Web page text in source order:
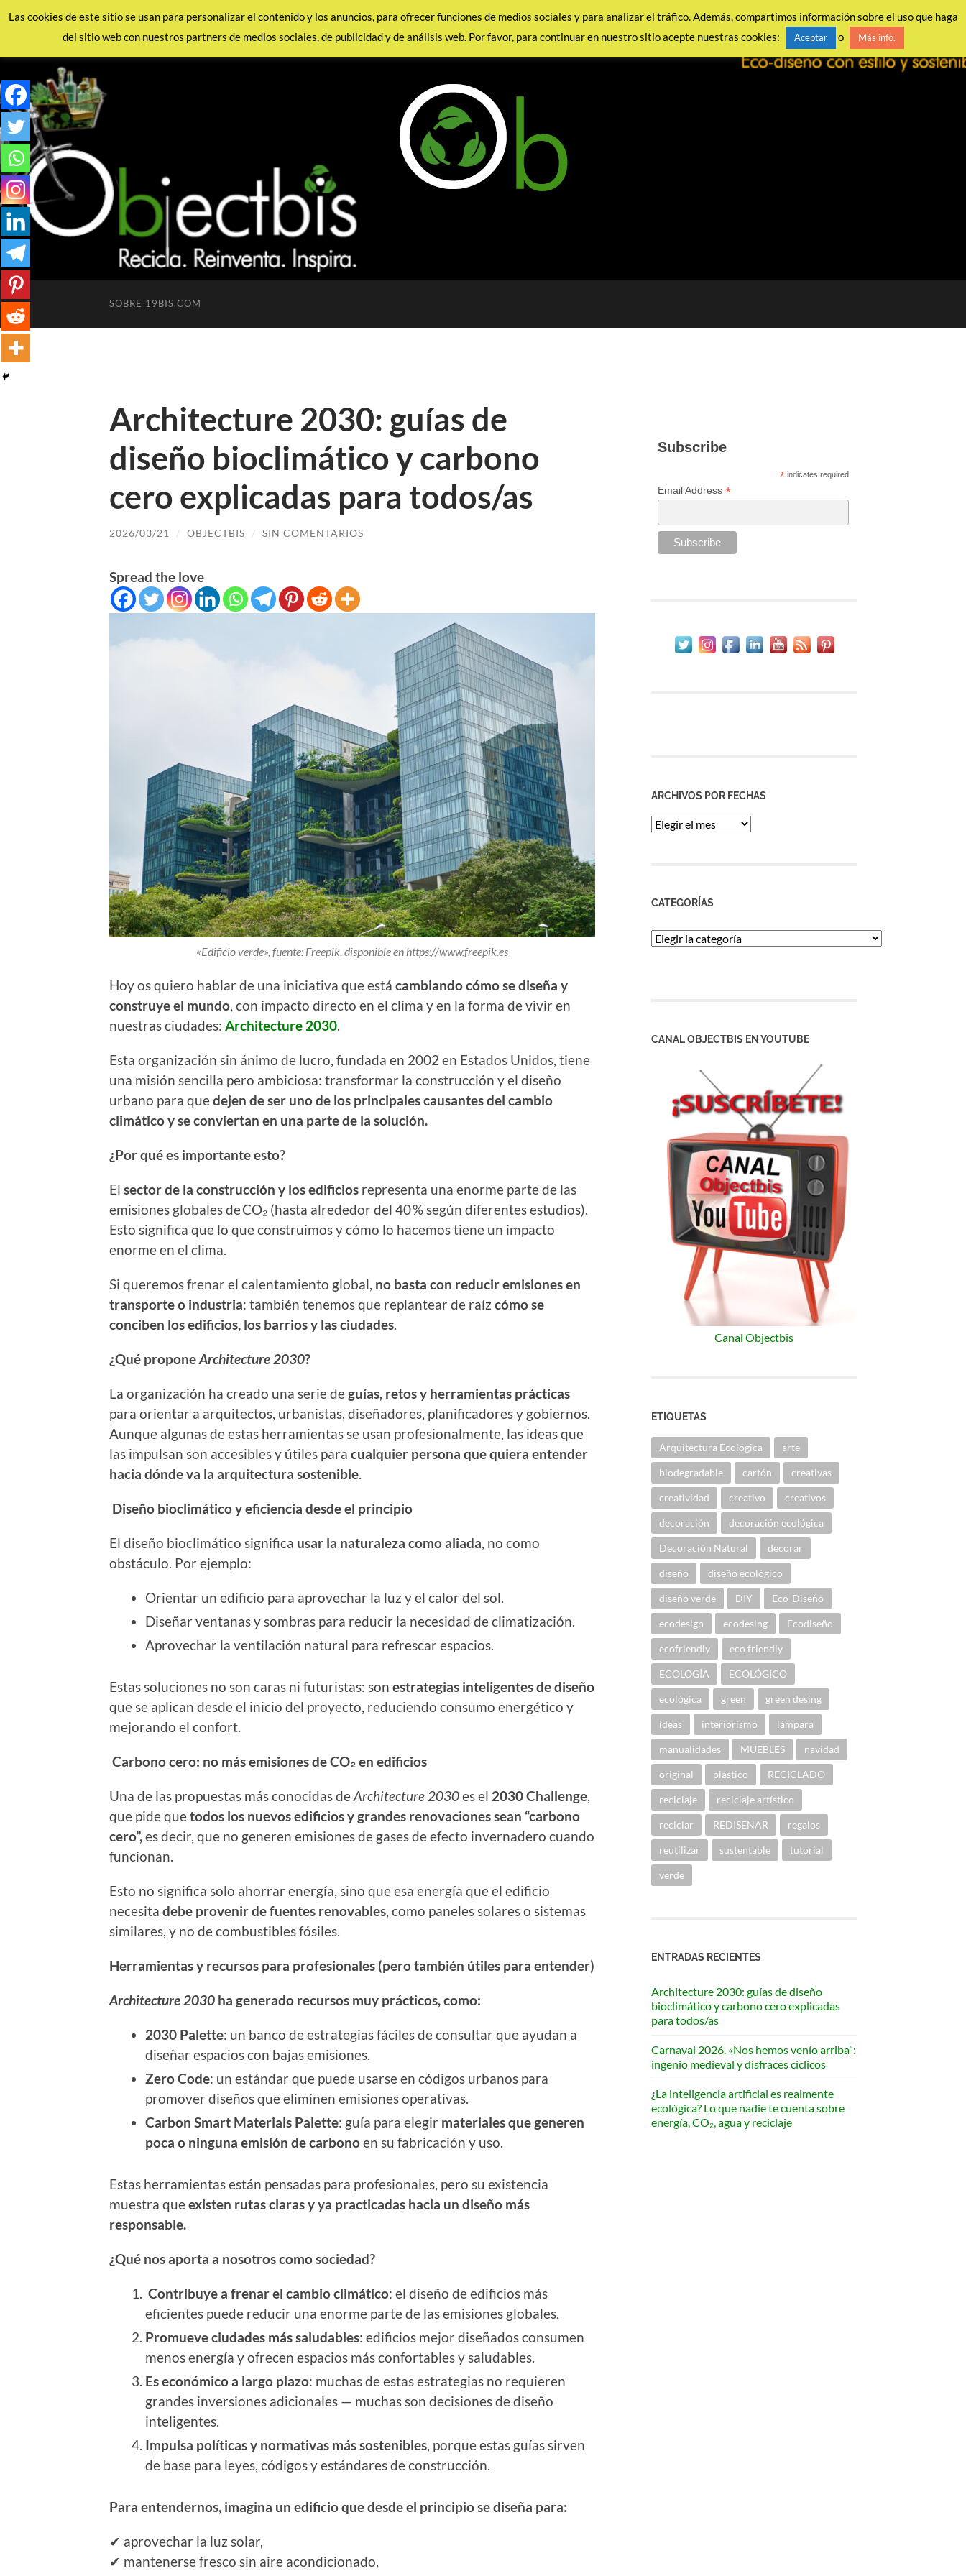
SOBRE 19BIS.COM
Architecture 2030: guías de
diseño bioclimático y carbono
cero explicadas para todos/as
2026/03/21 / OBJECTBIS / SIN COMENTARIOS
Spread the love
«Edificio verde», fuente: Freepik, disponible en https://www.freepik.es
Hoy os quiero hablar de una iniciativa que está cambiando cómo se diseña y
construye el mundo , con impacto directo en el clima y en la forma de vivir en
nuestras ciudades: Architecture 2030
Esta organización sin ánimo de lucro, fundada en 2002 en Estados Unidos, tiene
una misión sencilla pero ambiciosa: transformar la construcción y el diseño
urbano para quedejen de ser uno de los principales causantes del cambio
climático y se conviertan en una parte de la solución.
¿Por qué es importante esto?
El sector de la construcción y los edificios representa una enorme parte de las
emisiones globales de CO₂ (hasta alrededor del 40 % según diferentes estudios).
Esto significa que lo que construimos y cómo lo hacemos tiene un impacto
enorme en el clima.
Si queremos frenar el calentamiento global, no basta con reducir emisiones en
transporte o industria: también tenemos que replantear de raíz cómo se
conciben los edificios, los barrios y las ciudades
¿Qué proponeArchitecture 2030?
La organización ha creado una serie deguías, retos y herramientas prácticas
para orientar a arquitectos, urbanistas, diseñadores, planificadores y gobiernos.
Aunque algunas de estas herramientas se usan profesionalmente, las ideas que
las impulsan son accesibles y útiles para cualquier persona que quiera entender
hacia dónde va la arquitectura sostenible
Diseño bioclimático y eficiencia desde el principio
El diseño bioclimático significa usar la naturaleza como aliada , no como
obstáculo. Por ejemplo:
Orientar un edificio para aprovechar la luz y el calor del sol.
Diseñar ventanas y sombras para reducir la necesidad de climatización.
Aprovechar la ventilación natural para refrescar espacios.
Estas soluciones no son caras ni futuristas: son estrategias inteligentes de diseño
que se aplican desde el inicio del proyecto, reduciendo consumo energético y
mejorando el confort.
Carbono cero: no más emisiones de CO₂ en edificios
Una de las propuestas más conocidas deArchitecture 2030es el 2030 Challenge
que pide quetodos los nuevos edificios y grandes renovaciones sean “carbono
cero”, es decir, que no generen emisiones de gases de efecto invernadero cuando
funcionan.
Esto no significa solo ahorrar energía, sino que esa energía que el edificio
necesita debe provenir de fuentes renovables , como paneles solares o sistemas
similares, y no de combustibles fósiles.
Herramientas y recursos para profesionales (pero también útiles para entender)
Architecture 2030 ha generado recursos muy prácticos, como:
2030 Palette: un banco de estrategias fáciles de consultar que ayudan a
diseñar espacios con bajas emisiones.
Zero Code: un estándar que puede usarse en códigos urbanos para
promover diseños que eliminen emisiones operativas.
Carbon Smart Materials Palette: guía para elegir materiales que generen
poca o ninguna emisión de carbonoen su fabricación y uso.
Estas herramientas están pensadas para profesionales, pero su existencia
muestra queexisten rutas claras y ya practicadas hacia un diseño más
responsable.
¿Qué nos aporta a nosotros como sociedad?
Contribuye a frenar el cambio climático: el diseño de edificios más
eficientes puede reducir una enorme parte de las emisiones globales.
Promueve ciudades más saludables: edificios mejor diseñados consumen
menos energía y ofrecen espacios más confortables y saludables.
Es económico a largo plazo: muchas de estas estrategias no requieren
grandes inversiones adicionales — muchas son decisiones de diseño
inteligentes.
Impulsa políticas y normativas más sostenibles , porque estas guías sirven
de base para leyes, códigos y estándares de construcción.
Para entendernos, imagina un edificio que desde el principio se diseña para:
✔ aprovechar la luz solar,
✔ mantenerse fresco sin aire acondicionado,
Subscribe
*indicates required
Email Address *
ARCHIVOS POR FECHAS
Archivos
CATEGORÍAS
Categorías
CANAL OBJECTBIS EN YOUTUBE
Canal Objectbis
ETIQUETAS
Arquitectura Ecológica arte
biodegradable cartón creativas
creatividad creativo creativos
decoración decoración ecológica
Decoración Natural decorar
diseño diseño ecológico
diseño verde DIY Eco-Diseño
ecodesign ecodesing Ecodiseño
ecofriendly eco friendly
ECOLOGÍA ECOLÓGICO
ecológica green green desing
ideas interiorismo lámpara
manualidades MUEBLES navidad
original plástico RECICLADO
reciclaje reciclaje artístico
reciclar REDISEÑAR regalos
reutilizar sustentable tutorial
verde
ENTRADAS RECIENTES
Architecture 2030: guías de diseño
bioclimático y carbono cero explicadas
para todos/as
Carnaval 2026. «Nos hemos venío arriba”:
ingenio medieval y disfraces cíclicos
¿La inteligencia artificial es realmente
ecológica? Lo que nadie te cuenta sobre
energía, CO₂, agua y reciclaje
Las cookies de este sitio se usan para personalizar el contenido y los anuncios, para ofrecer funciones de medios sociales y para analizar el tráfico. Además, compartimos información sobre el uso que haga
del sitio web con nuestros partners de medios sociales, de publicidad y de análisis web. Por favor, para continuar en nuestro sitio acepte nuestras cookies:
Aceptar o Más info.